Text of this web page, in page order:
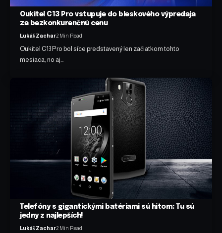
Oukitel C13 Pro vstupuje do bleskového výpredaja
za bezkonkurenčnú cenu
Lukáš Zachar2 Min Read
Oukitel C13 Pro bol síce predstavený len začiatkom tohto
mesiaca, no aj…
Telefóny s gigantickými batériami sú hitom: Tu sú
jedny z najlepších!
Lukáš Zachar2 Min Read